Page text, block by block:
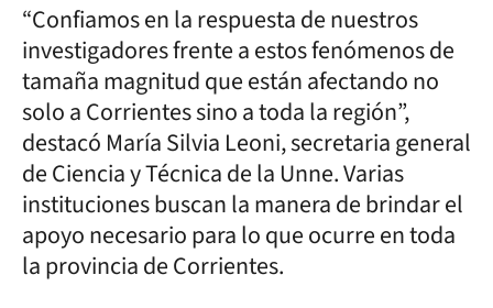
“Confiamos en la respuesta de nuestros
investigadores frente a estos fenómenos de
tamaña magnitud que están afectando no
solo a Corrientes sino a toda la región”,
destacó María Silvia Leoni, secretaria general
de Ciencia y Técnica de la Unne. Varias
instituciones buscan la manera de brindar el
apoyo necesario para lo que ocurre en toda
la provincia de Corrientes.